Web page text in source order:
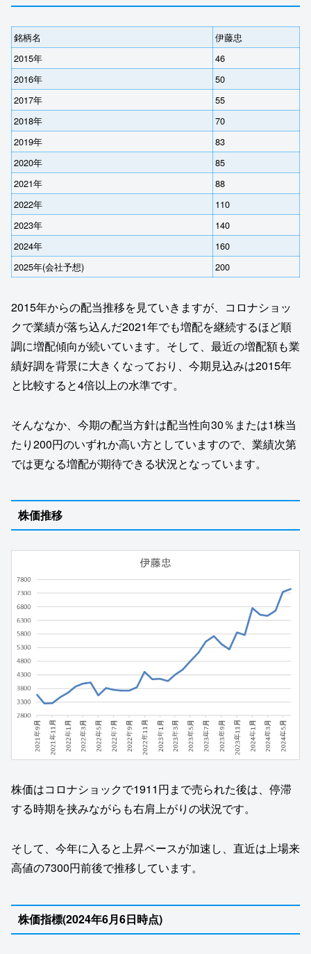
銘柄名
伊藤忠
2015年
46
2016年
50
2017年
55
2018年
70
2019年
83
2020年
85
2021年
88
2022年
110
2023年
140
2024年
160
2025年(会社予想)
200
2015年からの配当推移を見ていきますが、コロナショッ
クで業績が落ち込んだ2021年でも増配を継続するほど順
調に増配傾向が続いています。そして、最近の増配額も業
績好調を背景に大きくなっており、今期見込みは2015年
と比較すると4倍以上の水準です。
そんななか、今期の配当方針は配当性向30％または1株当
たり200円のいずれか高い方としていますので、業績次第
では更なる増配が期待できる状況となっています。
株価推移
株価はコロナショックで1911円まで売られた後は、停滞
する時期を挟みながらも右肩上がりの状況です。
そして、今年に入ると上昇ペースが加速し、直近は上場来
高値の7300円前後で推移しています。
株価指標(2024年6月6日時点)